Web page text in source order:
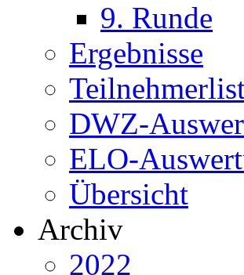
9. Runde
Ergebnisse
DWZ-
ELO-
Übersicht
Archiv
2022